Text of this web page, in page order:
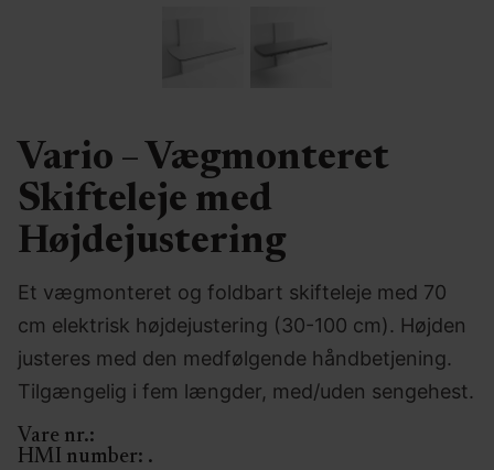
Vario – Vægmonteret
Skifteleje med
Højdejustering
Et vægmonteret og foldbart skifteleje med 70
cm elektrisk højdejustering (30-100 cm). Højden
justeres med den medfølgende håndbetjening.
Tilgængelig i fem længder, med/uden sengehest.
Vare nr.:
HMI number: .